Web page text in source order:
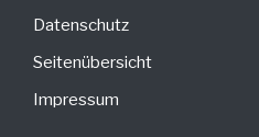
Datenschutz
Seitenübersicht
Impressum